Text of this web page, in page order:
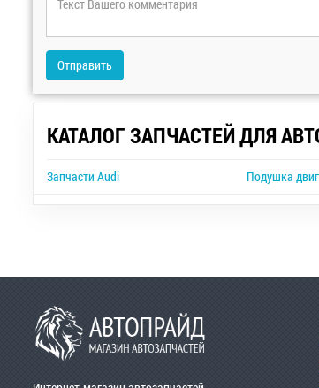
Отправить
КАТАЛОГ ЗАПЧАСТЕЙ ДЛЯ
Запчасти Audi Подушка